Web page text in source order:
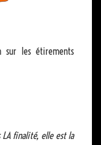
sur les étirements
LA finalité, elle est la